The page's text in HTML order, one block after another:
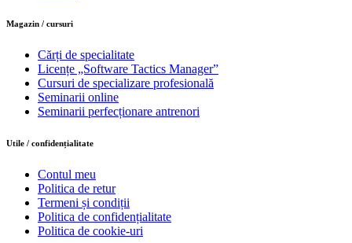
Magazin / cursuri
Cărți de specialitate
Licențe „Software Tactics Manager”
Cursuri de specializare profesională
Seminarii online
Seminarii perfecționare antrenori
Utile / confidențialitate
Contul meu
Politica de retur
Termeni și condiții
Politica de confidențialitate
Politica de cookie-uri